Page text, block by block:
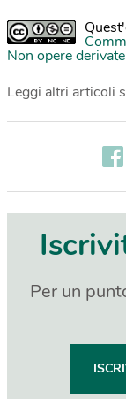
Non opere
Leggi altri articoli
Per un